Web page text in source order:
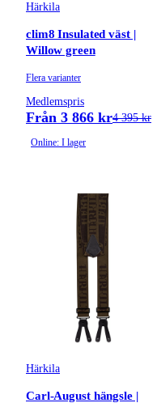
Härkila
clim8 Insulated väst |
Willow green
Flera varianter
Medlemspris
Från 3 866 kr4 395 kr
Online: I lager
Härkila
Carl-August hängsle |